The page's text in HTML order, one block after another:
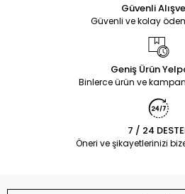
Güvenli
Güvenli ve kolay
Geniş Ürün
Binlerce ürün ve
7 / 24
Öneri ve şikayetlerinizi